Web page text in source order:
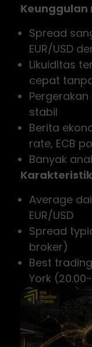
Keunggulan
Spread
EUR/USD
Likuiditas
cepat
stabil
Berita
rate, ECB
Banyak
Average
EUR/USD
Spread
broker)
Best
York